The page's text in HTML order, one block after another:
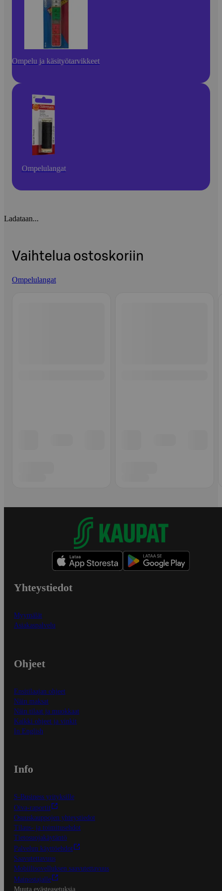
Ompelu ja käsityötarvikkeet
Ompelulangat
Ladataan...
Vaihtelua ostoskoriin
Ompelulangat
Yhteystiedot
Myymälät
Asiakaspalvelu
Ohjeet
Ensitilaajan ohjeet
Näin maksat
Näin tilaat ja muokkaat
Kaikki ohjeet ja vinkit
In English
Info
S-Business yrityksille
Oiva-raportit
Osuuskauppojen yhteystiedot
Tilaus- ja toimitusehdot
Tietosuojakäytäntö
Palvelun käyttöehdot
Saavutettavuus
Mobiilisovelluksen saavutettavuus
Mainostajalle
Muuta evästeasetuksia